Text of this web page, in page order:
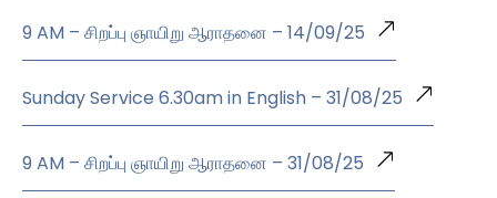
9 AM – சிறப்பு ஞாயிறு ஆராதனை – 14/09/25
Sunday Service 6.30am in English – 31/08/25
9 AM – சிறப்பு ஞாயிறு ஆராதனை – 31/08/25